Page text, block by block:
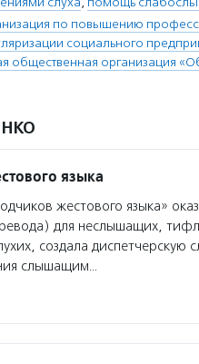
по повышению
социального
общественная организация
НКО
языка
жестового языка»
для неслышащих,
создала
слышащим…